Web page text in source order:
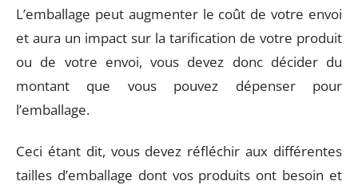
L’emballage peut augmenter le coût de votre envoi
et aura un impact sur la tarification de votre produit
ou de votre envoi, vous devez donc décider du
montant que vous pouvez dépenser pour
l’emballage.
Ceci étant dit, vous devez réfléchir aux différentes
tailles d’emballage dont vos produits ont besoin et